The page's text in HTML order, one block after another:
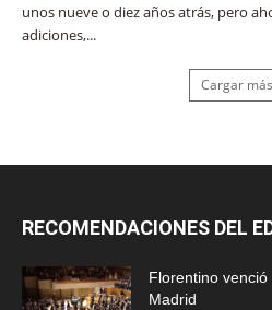
unos nueve o diez años atrás, pero
adiciones,...
Cargar más
RECOMENDACIONES DEL
Florentino
Madrid